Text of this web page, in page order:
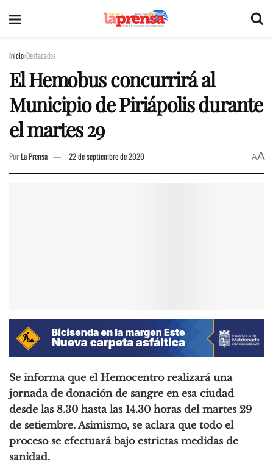
Inicio Destacados
El Hemobus concurrirá al
Municipio de Piriápolis durante
el martes 29
PorLa Prensa 22 de septiembre de 2020 AA
Se informa que el Hemocentro realizará una
jornada de donación de sangre en esa ciudad
desde las 8.30 hasta las 14.30 horas del martes 29
de setiembre. Asimismo, se aclara que todo el
proceso se efectuará bajo estrictas medidas de
sanidad.